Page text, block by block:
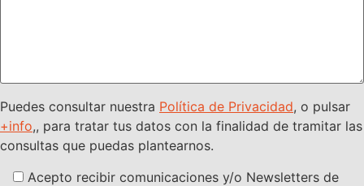
Puedes consultar nuestra Política de Privacidad, o pulsar
+info,, para tratar tus datos con la finalidad de tramitar las
consultas que puedas plantearnos.
Acepto recibir comunicaciones y/o Newsletters de